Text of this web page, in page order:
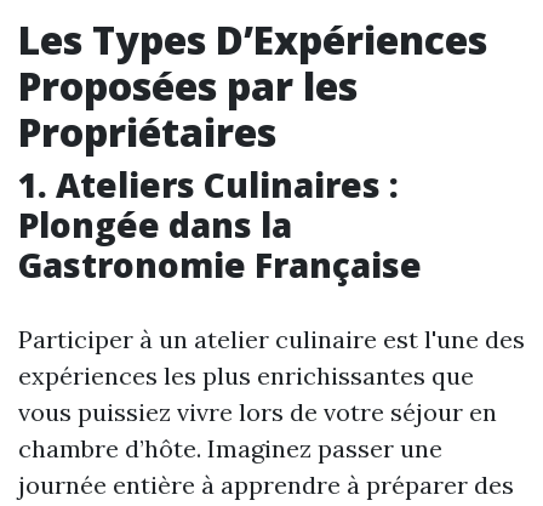
Les Types D’Expériences
Proposées par les
Propriétaires
1. Ateliers Culinaires :
Plongée dans la
Gastronomie Française
Participer à un atelier culinaire est l'une des
expériences les plus enrichissantes que
vous puissiez vivre lors de votre séjour en
chambre d’hôte. Imaginez passer une
journée entière à apprendre à préparer des